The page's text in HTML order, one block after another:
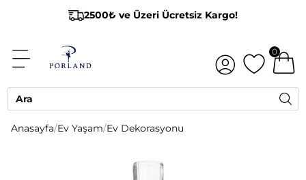
2500₺ ve Üzeri Ücretsiz Kargo!
0
Anasayfa/Ev Yaşam/Ev Dekorasyonu